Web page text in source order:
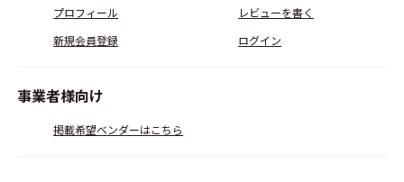
プロフィール
レビューを書く
新規会員登録
ログイン
事業者様向け
掲載希望ベンダーはこちら